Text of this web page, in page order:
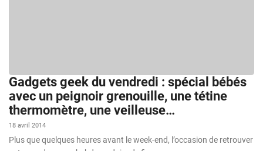
Gadgets geek du vendredi : spécial bébés
avec un peignoir grenouille, une tétine
thermomètre, une veilleuse…
18 avril 2014
Plus que quelques heures avant le week-end, l’occasion de retrouver